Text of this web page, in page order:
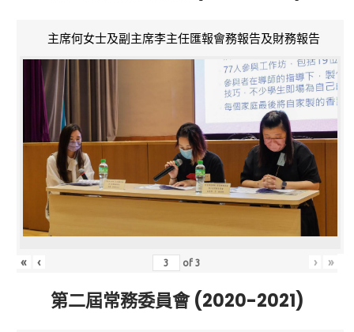
主席何女士及副主席李主任匯報會務報告及財務報告
« ‹ of3 › »
第二屆常務委員會 (2020-2021)